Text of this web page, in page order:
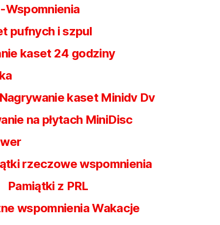
Wspomnienia
pufnych i szpul
kaset 24 godziny
kaset Minidv Dv
na płytach MiniDisc
rzeczowe wspomnienia
Pamiątki z PRL
wspomnienia Wakacje